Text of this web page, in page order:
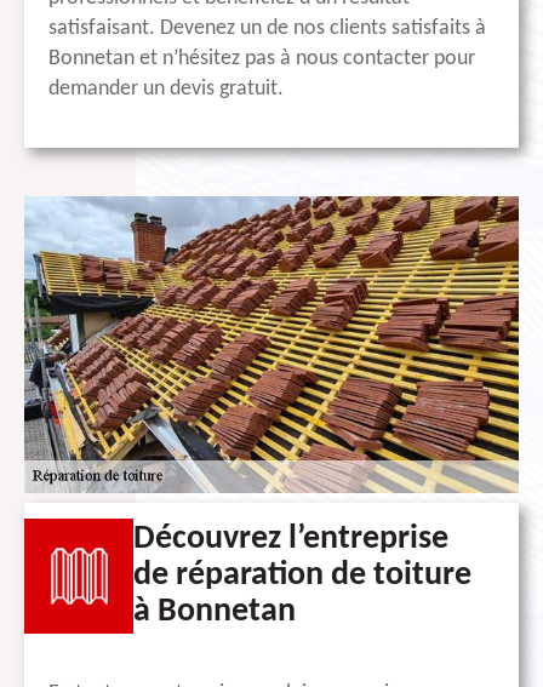
satisfaisant. Devenez un de nos clients satisfaits à
Bonnetan et n’hésitez pas à nous contacter pour
demander un devis gratuit.
Découvrez l’entreprise
de réparation de toiture
à Bonnetan